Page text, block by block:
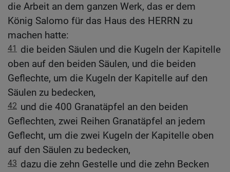
die Arbeit an dem ganzen Werk, das er dem
König Salomo für das Haus des HERRN zu
machen hatte:
41
die beiden Säulen und die Kugeln der Kapitelle
oben auf den beiden Säulen, und die beiden
Geflechte, um die Kugeln der Kapitelle auf den
Säulen zu bedecken,
42 und die 400 Granatäpfel an den beiden
Geflechten, zwei Reihen Granatäpfel an jedem
Geflecht, um die zwei Kugeln der Kapitelle oben
auf den Säulen zu bedecken,
43 dazu die zehn Gestelle und die zehn Becken